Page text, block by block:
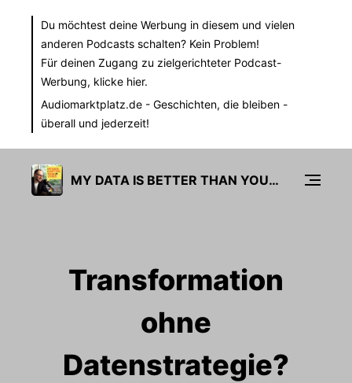
Du möchtest deine Werbung in diesem und vielen
anderen Podcasts schalten? Kein Problem!
Für deinen Zugang zu zielgerichteter Podcast-
Werbung, klicke hier.
Audiomarktplatz.de - Geschichten, die bleiben -
überall und jederzeit!
MY DATA IS BETTER THAN YOURS
Transformation
ohne
Datenstrategie?